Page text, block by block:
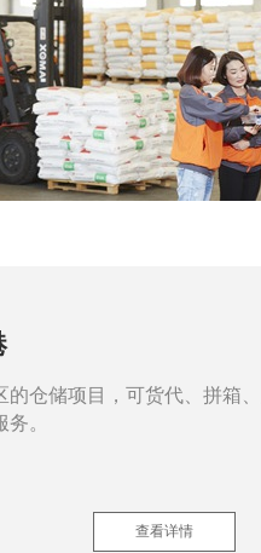
的仓储项目，可货代、拼箱
。
查看详情